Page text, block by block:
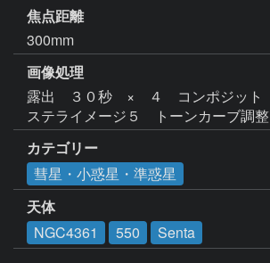
焦点距離
300mm
画像処理
露出　３０秒　×　４　コンポジット
ステライメージ５　トーンカーブ調整
カテゴリー
彗星・小惑星・準惑星
天体
NGC4361
550 Senta